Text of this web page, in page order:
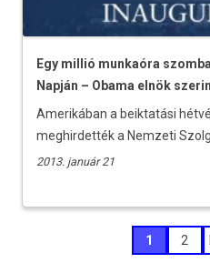
Egy millió munkaóra
Napján – Obama elnök
Amerikában a beiktatási
meghirdették a Nemzeti
2013. január 21
1 2